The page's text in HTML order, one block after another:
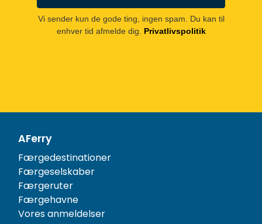
Vi sender kun de gode ting, ingen spam. Du kan til
enhver tid afmelde dig.
Privatlivspolitik
AFerry
Færgedestinationer
Færgeselskaber
Færgeruter
Færgehavne
Vores anmeldelser